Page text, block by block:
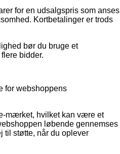
for en udsalgspris som anses
Kortbetalinger er trods
bør du bruge et
bidder.
for webshoppens
mærket, hvilket kan være et
løbende gennemses
til støtte, når du oplever